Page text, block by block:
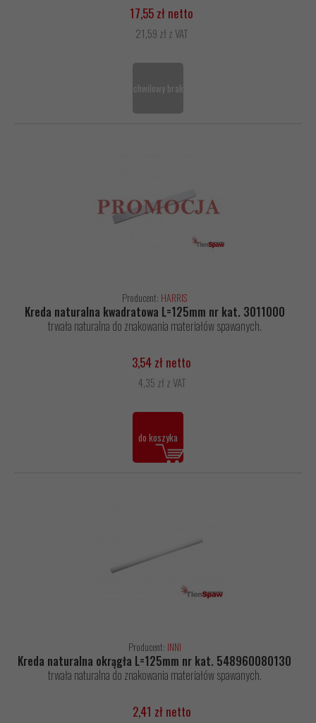
17,55 zł netto
21,59 zł z VAT
chwilowy brak
Producent: HARRIS
Kreda naturalna kwadratowa L=125mm nr kat. 3011000
trwała naturalna do znakowania materiałów spawanych.
3,54 zł netto
4,35 zł z VAT
do koszyka
Producent: INNI
Kreda naturalna okrągła L=125mm nr kat. 548960080130
trwała naturalna do znakowania materiałów spawanych.
2,41 zł netto